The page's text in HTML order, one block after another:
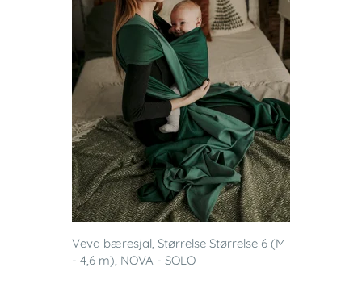
Vevd bæresjal, Størrelse Størrelse 6 (M
- 4,6 m), NOVA - SOLO